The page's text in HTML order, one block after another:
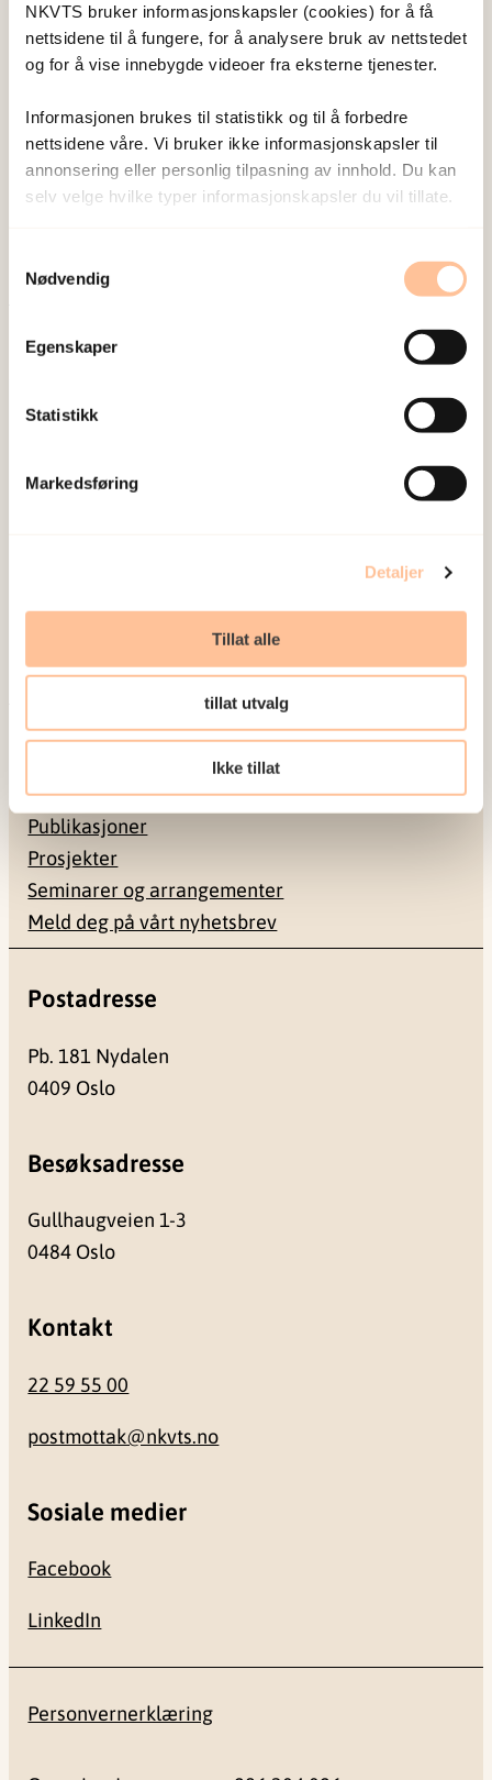
NKVTS bruker informasjonskapsler (cookies) for å få
nettsidene til å fungere, for å analysere bruk av nettstedet
og for å vise innebygde videoer fra eksterne tjenester.
Informasjonen brukes til statistikk og til å forbedre
nettsidene våre. Vi bruker ikke informasjonskapsler til
annonsering eller personlig tilpasning av innhold. Du kan
selv velge hvilke typer informasjonskapsler du vil tillate.
Nødvendig
Egenskaper
Statistikk
Markedsføring
Detaljer
Tillat alle
tillat utvalg
Ikke tillat
Vis profil
Skar, Ane-Marthe
Solheim
Forsker I
Sist redigert:
om vold og traumatisk stress. Formålet er å bidra
Om oss
Ledige stillinger
Publikasjoner
Prosjekter
Seminarer og arrangementer
Meld deg på vårt nyhetsbrev
Postadresse
Pb. 181 Nydalen
0409 Oslo
Besøksadresse
Gullhaugveien 1-3
0484 Oslo
Kontakt
22 59 55 00
postmottak@nkvts.no
Sosiale medier
Facebook
LinkedIn
Personvernerklæring